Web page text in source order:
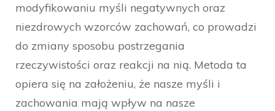
modyfikowaniu myśli negatywnych oraz
niezdrowych wzorców zachowań, co prowadzi
do zmiany sposobu postrzegania
rzeczywistości oraz reakcji na nią. Metoda ta
opiera się na założeniu, że nasze myśli i
zachowania mają wpływ na nasze